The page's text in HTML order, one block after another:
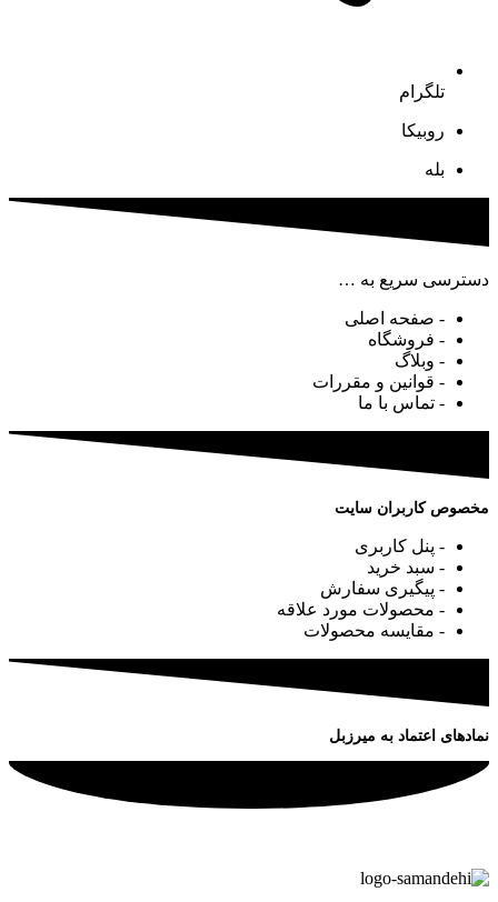
تلگرام
روبیکا
بله
دسترسی سریع به …
- صفحه اصلی
- فروشگاه
- وبلاگ
- قوانین و مقررات
- تماس با ما
مخصوص کاربران سایت
- پنل کاربری
- سبد خرید
- پیگیری سفارش
- محصولات مورد علاقه
- مقایسه محصولات
نمادهای اعتماد به میرزبل